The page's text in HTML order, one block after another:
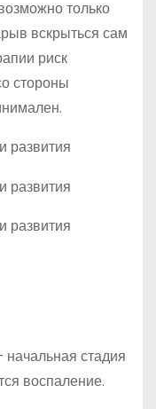
только
вскрыться сам
риск
стороны
стадия
воспаление.